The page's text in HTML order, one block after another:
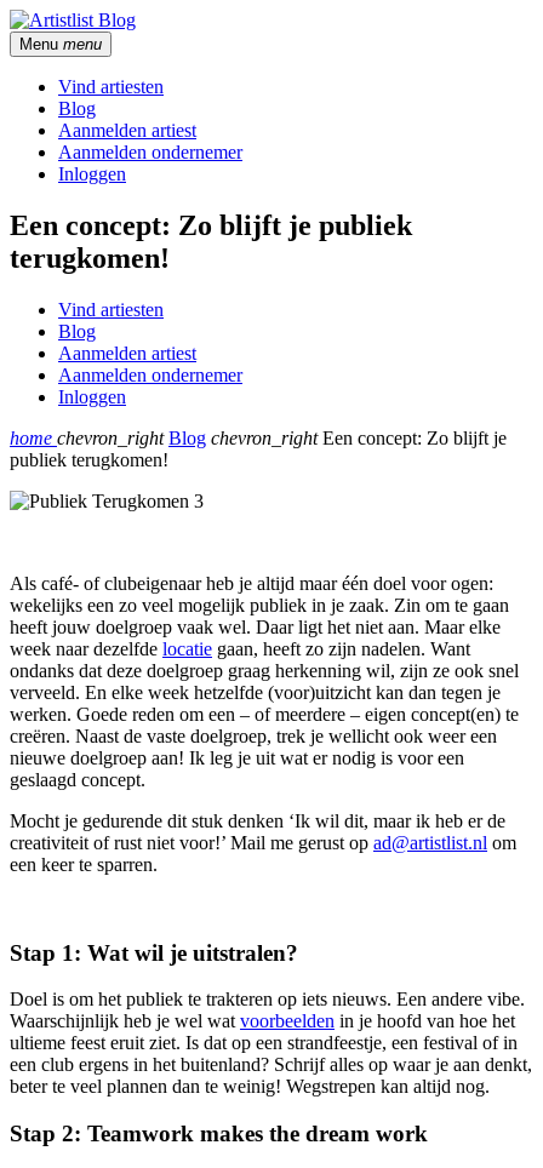
Menu menu
Vind artiesten
Blog
Aanmelden artiest
Aanmelden ondernemer
Inloggen
Een concept: Zo blijft je publiek
terugkomen!
Vind artiesten
Blog
Aanmelden artiest
Aanmelden ondernemer
Inloggen
home chevron_rightBlog chevron_rightEen concept: Zo blijft je
publiek terugkomen!
Als café- of clubeigenaar heb je altijd maar één doel voor ogen:
wekelijks een zo veel mogelijk publiek in je zaak. Zin om te gaan
heeft jouw doelgroep vaak wel. Daar ligt het niet aan. Maar elke
week naar dezelfde locatie gaan, heeft zo zijn nadelen. Want
ondanks dat deze doelgroep graag herkenning wil, zijn ze ook snel
verveeld. En elke week hetzelfde (voor)uitzicht kan dan tegen je
werken. Goede reden om een – of meerdere – eigen concept(en) te
creëren. Naast de vaste doelgroep, trek je wellicht ook weer een
nieuwe doelgroep aan! Ik leg je uit wat er nodig is voor een
geslaagd concept.
Mocht je gedurende dit stuk denken ‘Ik wil dit, maar ik heb er de
creativiteit of rust niet voor!’ Mail me gerust op ad@artistlist.nl om
een keer te sparren.
Stap 1: Wat wil je uitstralen?
Doel is om het publiek te trakteren op iets nieuws. Een andere vibe.
Waarschijnlijk heb je wel wat voorbeelden in je hoofd van hoe het
ultieme feest eruit ziet. Is dat op een strandfeestje, een festival of in
een club ergens in het buitenland? Schrijf alles op waar je aan denkt,
beter te veel plannen dan te weinig! Wegstrepen kan altijd nog.
Stap 2: Teamwork makes the dream work